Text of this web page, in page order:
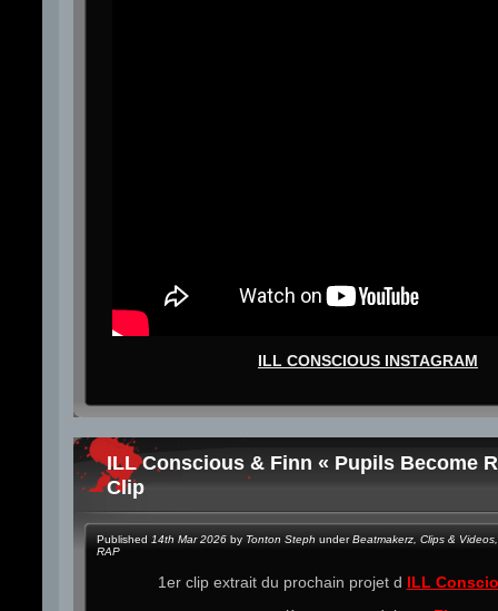
ILL CONSCIOUS INSTAGRAM
ILL Conscious & Finn « Pupils Become
Clip
Published 14th Mar 2026 by Tonton Steph underBeatmakerz Clips & Videos
RAP
1er clip extrait du prochain projet d ILL